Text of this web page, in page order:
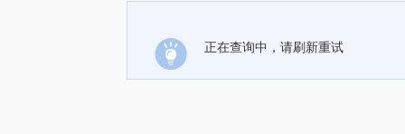
正在查询中，请刷新重试